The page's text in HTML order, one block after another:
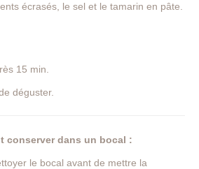
écrasés, le sel et le tamarin en pâte.
15 min.
déguster.
conserver dans un bocal :
le bocal avant de mettre la